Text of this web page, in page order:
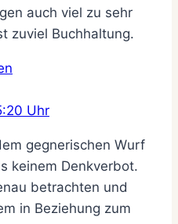
auch viel zu sehr
zuviel Buchhaltung.
Uhr
gegnerischen Wurf
keinem Denkverbot.
betrachten und
in Beziehung zum